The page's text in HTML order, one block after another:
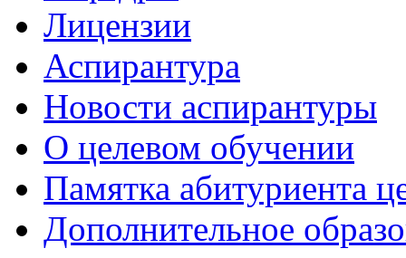
Лицензии
Аспирантура
Новости аспирантуры
О целевом обучении
Памятка абитуриента
Дополнительное